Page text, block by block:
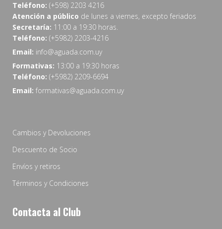
Teléfono: (+598) 2203 4216
Atención a público de lunes a viernes, excepto feriados
Secretaría: 11:00 a 19:30 horas.
Teléfono: (+5982) 2203-4216
Email: info@aguada.com.uy
Formativas: 13:00 a 19:30 horas
Teléfono: (+5982) 2209-6694
Email: formativas@aguada.com.uy
Cambios y Devoluciones
Descuento de Socio
Envíos y retiros
Términos y Condiciones
Contacta al Club